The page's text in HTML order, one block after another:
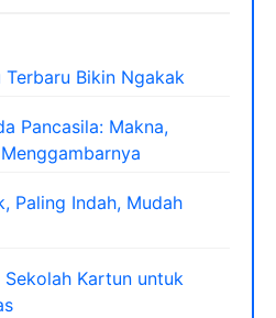
Bikin Ngakak
Pancasila: Makna,
Paling Indah, Mudah
Kartun untuk